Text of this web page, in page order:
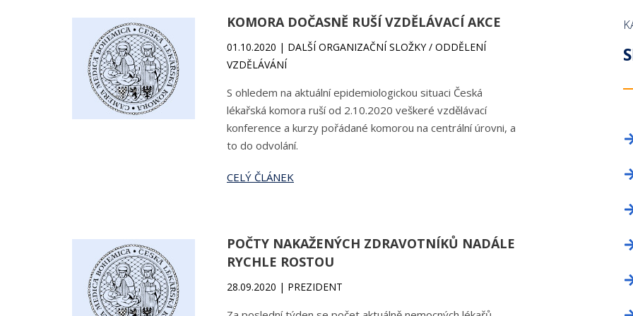
LICENČNÍ
ZAHRANIČNÍ
PROFESNÍ
OKRESNÍ SHROMÁŽDĚNÍ
DELEGÁTI SJEZDU
PROFESNÍ BEZÚHONNOST
KNIHOVNA ZDRAVOTNICKÉ LEGISLATIVY
FORMULÁŘE
ČLENSKÉ PŘÍSPĚVKY
ČASOPIS A WEBOVÉ STRÁNKY ČLK
KOMORA DOČASNĚ RUŠÍ VZDĚLÁVACÍ AKCE
01.10.2020 | DALŠÍ ORGANIZAČNÍ SLOŽKY / ODDĚLENÍ
VZDĚLÁVÁNÍ
S ohledem na aktuální epidemiologickou situaci Česká
lékařská komora ruší od 2.10.2020 veškeré vzdělávací
konference a kurzy pořádané komorou na centrální úrovni, a
to do odvolání.
CELÝ ČLÁNEK
POČTY NAKAŽENÝCH ZDRAVOTNÍKŮ NADÁLE
RYCHLE ROSTOU
28.09.2020 | PREZIDENT